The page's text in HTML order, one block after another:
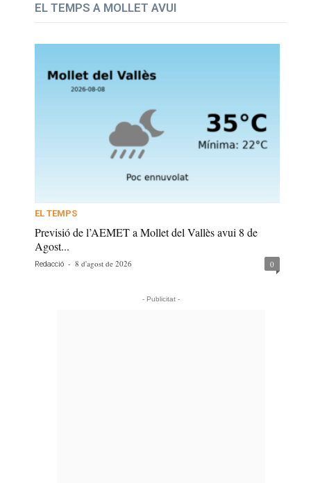
EL TEMPS A MOLLET AVUI
EL TEMPS
Previsió de l’AEMET a Mollet del Vallès avui 8 de
Agost...
Redacció - 8 d'agost de 2026 0
- Publicitat -